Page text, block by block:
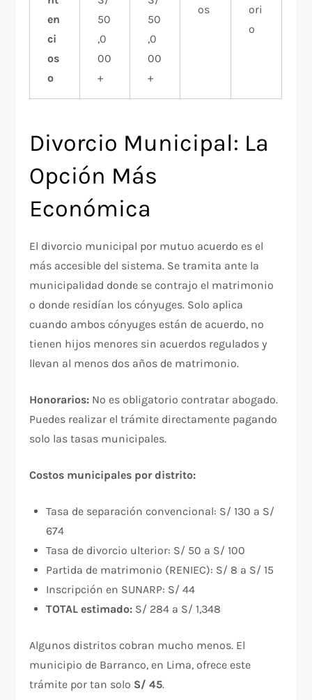
en
ci
os
o
50
,0
00
+
50
,0
00
+
os
ori
o
Divorcio Municipal: La
Opción Más
Económica
El divorcio municipal por mutuo acuerdo es el
más accesible del sistema. Se tramita ante la
municipalidad donde se contrajo el matrimonio
o donde residían los cónyuges. Solo aplica
cuando ambos cónyuges están de acuerdo, no
tienen hijos menores sin acuerdos regulados y
llevan al menos dos años de matrimonio.
Honorarios: No es obligatorio contratar abogado.
Puedes realizar el trámite directamente pagando
solo las tasas municipales.
Costos municipales por distrito:
Tasa de separación convencional: S/ 130 a S/
674
Tasa de divorcio ulterior: S/ 50 a S/ 100
Partida de matrimonio (RENIEC): S/ 8 a S/ 15
Inscripción en SUNARP: S/ 44
TOTAL estimado: S/ 284 a S/ 1,348
Algunos distritos cobran mucho menos. El
municipio de Barranco, en Lima, ofrece este
trámite por tan solo S/ 45.